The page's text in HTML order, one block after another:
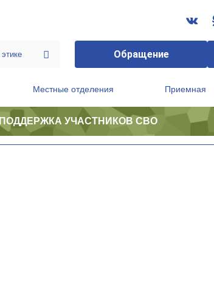
Обращение
Местные отделения Приемная
ПОДДЕРЖКА УЧАСТНИКОВ СВО